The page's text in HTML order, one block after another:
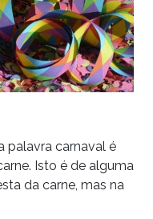
palavra carnaval é
Isto é de alguma
da carne, mas na